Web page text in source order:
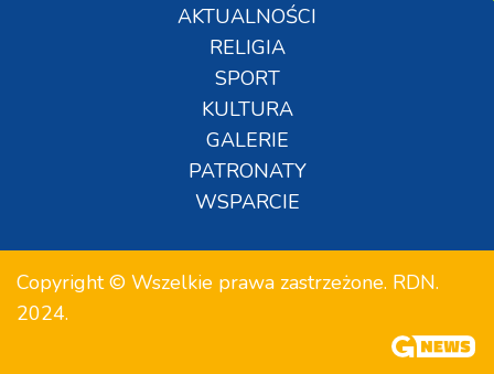
AKTUALNOŚCI
RELIGIA
SPORT
KULTURA
GALERIE
PATRONATY
WSPARCIE
Copyright © Wszelkie prawa zastrzeżone. RDN.
2024.